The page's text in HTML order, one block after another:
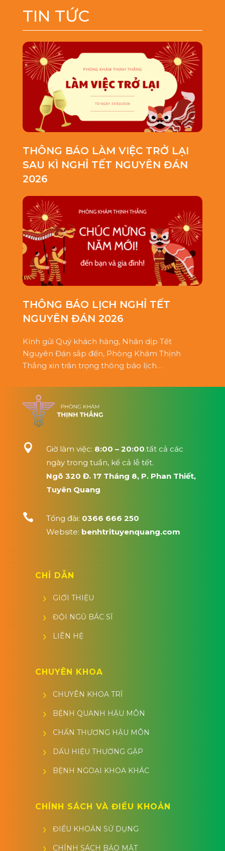
TIN TỨC
THÔNG BÁO LÀM VIỆC TRỞ LẠI
SAU KÌ NGHỈ TẾT NGUYÊN ĐÁN
2026
THÔNG BÁO LỊCH NGHỈ TẾT
NGUYÊN ĐÁN 2026
Kính gửi Quý khách hàng, Nhân dịp Tết
Nguyên Đán sắp đến, Phòng Khám Thịnh
Thắng xin trân trọng thông báo lịch…
 Giờ làm việc: 8:00 – 20:00.tất cả các
ngày trong tuần, kể cả lễ tết.
Ngõ 320 Đ. 17 Tháng 8, P. Phan Thiết,
Tuyên Quang
 Tổng đài: 0366 666 250
Website: benhtrituyenquang.com
CHỈ DẪN
GIỚI THIỆU
ĐỘI NGŨ BÁC SĨ
LIÊN HỆ
CHUYÊN KHOA
CHUYÊN KHOA TRĨ
BỆNH QUANH HẬU MÔN
CHẤN THƯƠNG HẬU MÔN
DẤU HIỆU THƯỜNG GẶP
BỆNH NGOẠI KHOA KHÁC
CHÍNH SÁCH VÀ ĐIỀU KHOẢN
ĐIỀU KHOẢN SỬ DỤNG
CHÍNH SÁCH BẢO MẬT